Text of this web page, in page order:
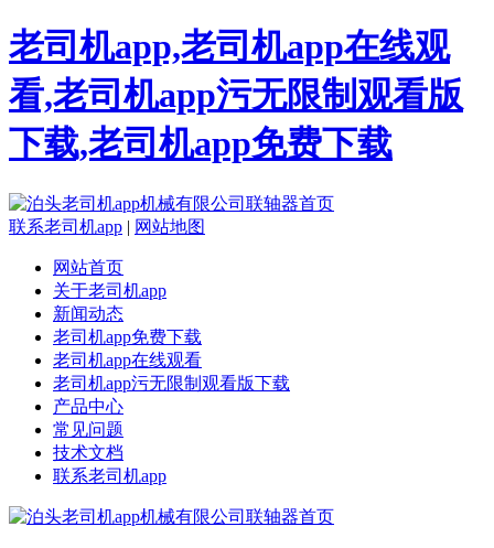
老司机app,老司机app在线观
看,老司机app污无限制观看版
下载,老司机app免费下载
联系老司机app | 网站地图
网站首页
关于老司机app
新闻动态
老司机app免费下载
老司机app在线观看
老司机app污无限制观看版下载
产品中心
常见问题
技术文档
联系老司机app